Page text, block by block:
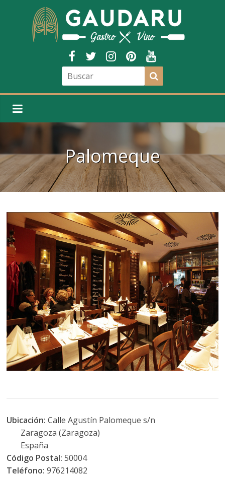
Palomeque
Ubicación:Calle Agustín Palomeque s/n
Zaragoza (Zaragoza)
España
Código Postal:50004
Teléfono:976214082